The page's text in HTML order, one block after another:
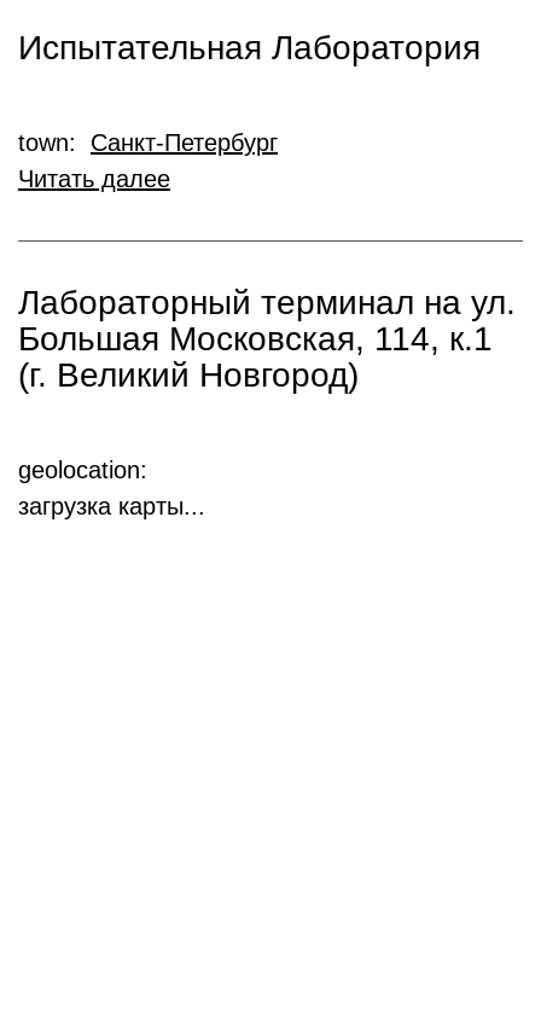
Испытательная Лаборатория
town: Санкт-Петербург
Читать далее
Лабораторный терминал на ул.
Большая Московская, 114, к.1
(г. Великий Новгород)
geolocation:
загрузка карты...